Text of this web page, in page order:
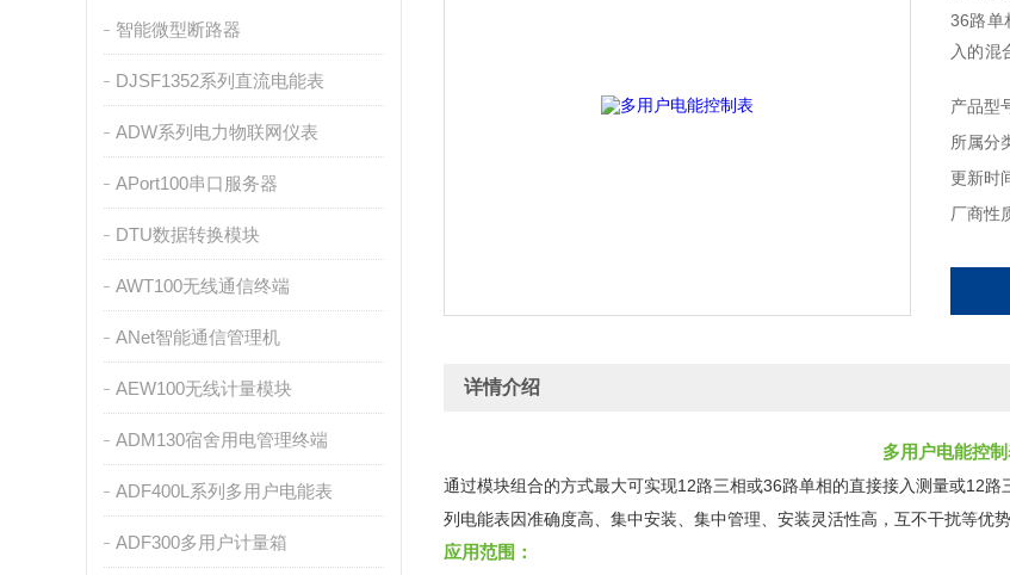
智能微型断路器
DJSF1352系列直流电能表
ADW系列电力物联网仪表
APort100串口服务器
DTU数据转换模块
AWT100无线通信终端
ANet智能通信管理机
AEW100无线计量模块
ADM130宿舍用电管理终端
ADF400L系列多用户电能表
ADF300多用户计量箱
36路单
入的混
持预付
产品型
所属分
更新时
厂商性
详情介绍
多用户电能控
通过模块组合的方式最大可实现12路三相或36路单相的直接接入测量或12
列电能表因准确度高、集中安装、集中管理、安装灵活性高，互不干扰等优
应用范围：